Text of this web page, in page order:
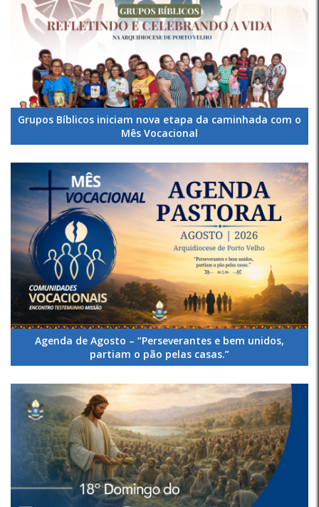
Grupos Bíblicos iniciam nova etapa da caminhada com o
Mês Vocacional
Agenda de Agosto – “Perseverantes e bem unidos,
partiam o pão pelas casas.”